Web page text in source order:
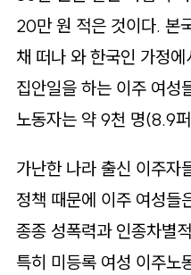
20만 원 적은 것이다. 본
채 떠나 와 한국인 가정
집안일을 하는 이주 여성
노동자는 약 9천 명(8.9
가난한 나라 출신 이주자
정책 때문에 이주 여성들
종종 성폭력과 인종차별
특히 미등록 여성 이주노